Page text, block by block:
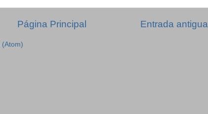
Entrada antigua
Página Principal
(Atom)